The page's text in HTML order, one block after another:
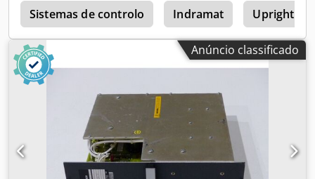
Sistemas de controlo Indramat Upright
Anúncio classificado